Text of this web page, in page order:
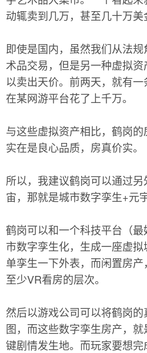
动辄卖到几万，甚至几十万美
即使是国内，虽然我们从法
术品交易，但是另一种虚拟
以卖出天价。前两天，就有
在某网游平台花了上千万。
与这些虚拟资产相比，鹤岗的
实在是良心品质，房真价实。
所以，我建议鹤岗可以通过
宙，那就是城市数字孪生+元
鹤岗可以和一个科技平台（
市数字孪生化，生成一座虚
单孪生一下外表，而闲置房产
至少VR看房的层次。
然后以游戏公司可以将鹤岗
图，而这些数字孪生房产，
键剧情发生地。而玩家要想